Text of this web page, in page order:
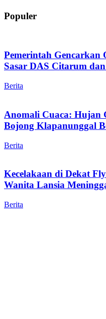
Populer
Pemerintah Gencarkan
Sasar DAS Citarum
Berita
Anomali Cuaca: Hujan
Bojong Klapanunggal
Berita
Kecelakaan di Dekat
Wanita Lansia
Berita